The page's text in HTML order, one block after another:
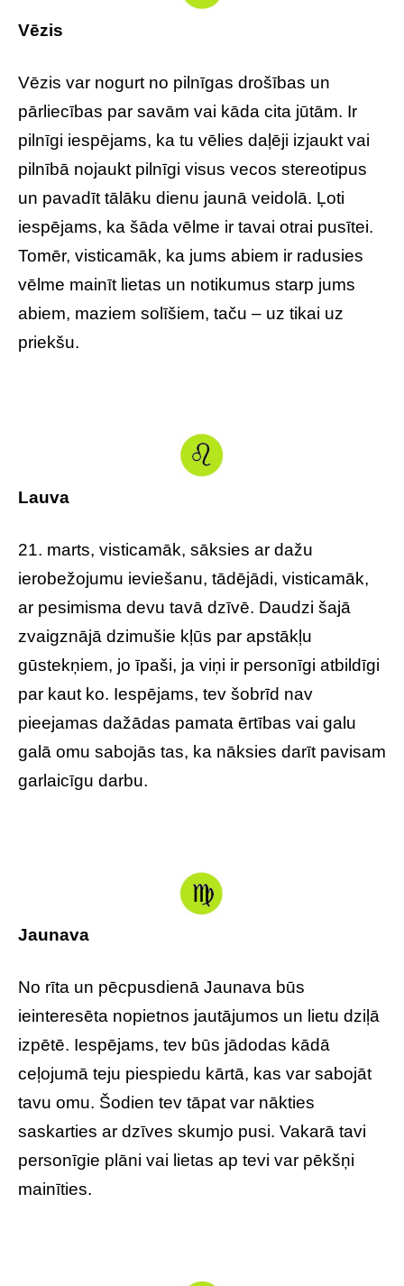
Vēzis
Vēzis var nogurt no pilnīgas drošības un
pārliecības par savām vai kāda cita jūtām. Ir
pilnīgi iespējams, ka tu vēlies daļēji izjaukt vai
pilnībā nojaukt pilnīgi visus vecos stereotipus
un pavadīt tālāku dienu jaunā veidolā. Ļoti
iespējams, ka šāda vēlme ir tavai otrai pusītei.
Tomēr, visticamāk, ka jums abiem ir radusies
vēlme mainīt lietas un notikumus starp jums
abiem, maziem solīšiem, taču – uz tikai uz
priekšu.
Lauva
21. marts, visticamāk, sāksies ar dažu
ierobežojumu ieviešanu, tādējādi, visticamāk,
ar pesimisma devu tavā dzīvē. Daudzi šajā
zvaigznājā dzimušie kļūs par apstākļu
gūstekņiem, jo īpaši, ja viņi ir personīgi atbildīgi
par kaut ko. Iespējams, tev šobrīd nav
pieejamas dažādas pamata ērtības vai galu
galā omu sabojās tas, ka nāksies darīt pavisam
garlaicīgu darbu.
Jaunava
No rīta un pēcpusdienā Jaunava būs
ieinteresēta nopietnos jautājumos un lietu dziļā
izpētē. Iespējams, tev būs jādodas kādā
ceļojumā teju piespiedu kārtā, kas var sabojāt
tavu omu. Šodien tev tāpat var nākties
saskarties ar dzīves skumjo pusi. Vakarā tavi
personīgie plāni vai lietas ap tevi var pēkšņi
mainīties.